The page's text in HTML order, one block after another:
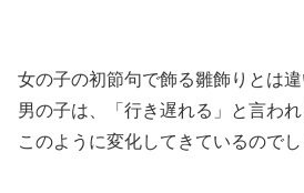
女の子の初節句で飾る雛飾りとは違
男の子は、「行き遅れる」と言われ
このように変化してきているのでし